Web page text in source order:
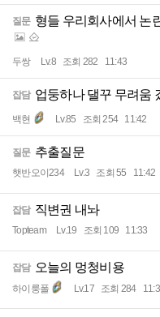
질문 형들 우리회사에서 논
두쌍 Lv.8 조회 282 11:43
잡담 업둥하나 댈꾸 무려움
백현 Lv.85 조회 254 11:42
질문 추출질문
햇반오이234 Lv.3 조회 55 11:42
잡담 직변권 내놔
Topteam Lv.19 조회 109 11:33
잡담 오늘의 멍청비용
하이룽폴 Lv.17 조회 284